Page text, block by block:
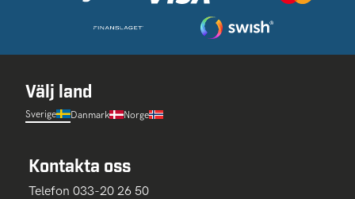
Välj land
Sverige Danmark Norge
Kontakta oss
Telefon 033-20 26 50